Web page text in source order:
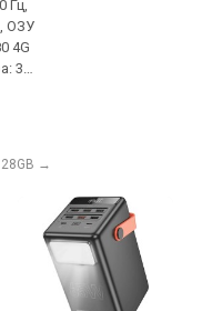
Гц,
ОЗУ
4G
3
→